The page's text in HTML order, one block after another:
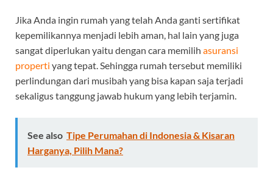
Jika Anda ingin rumah yang telah Anda ganti sertifikat
kepemilikannya menjadi lebih aman, hal lain yang juga
sangat diperlukan yaitu dengan cara memilih asuransi
properti yang tepat. Sehingga rumah tersebut memiliki
perlindungan dari musibah yang bisa kapan saja terjadi
sekaligus tanggung jawab hukum yang lebih terjamin.
See also Tipe Perumahan di Indonesia & Kisaran
Harganya, Pilih Mana?